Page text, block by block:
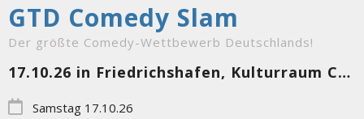
GTD Comedy Slam
Der größte Comedy-Wettbewerb Deutschlands!
17.10.26 in Friedrichshafen, Kulturraum Casino
Samstag 17.10.26